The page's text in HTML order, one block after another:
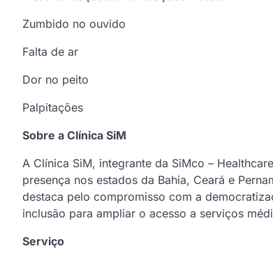
Zumbido no ouvido
Falta de ar
Dor no peito
Palpitações
Sobre a Clínica SiM
A Clínica SiM, integrante da SiMco –
presença nos estados da Bahia, Ceará e
destaca pelo compromisso com a
inclusão para ampliar o acesso a serviços
Serviço